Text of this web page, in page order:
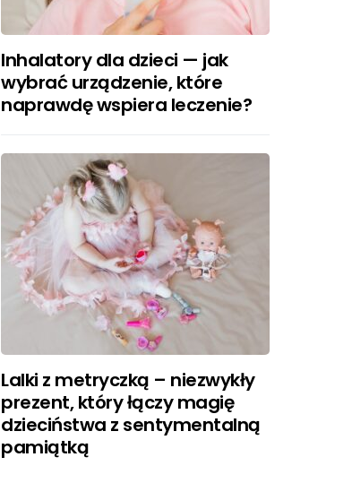
Inhalatory dla dzieci — jak
wybrać urządzenie, które
naprawdę wspiera leczenie?
Lalki z metryczką – niezwykły
prezent, który łączy magię
dzieciństwa z sentymentalną
pamiątką